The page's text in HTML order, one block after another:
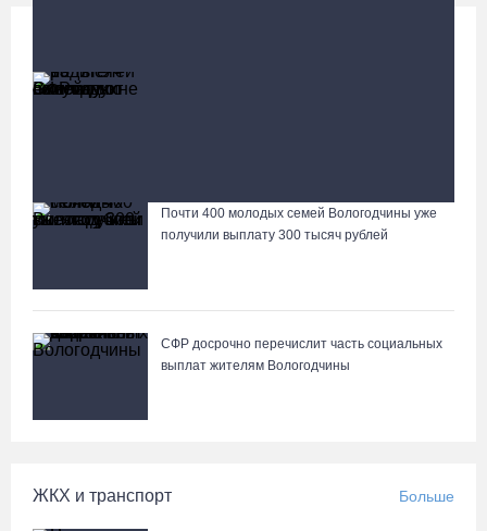
Лазерную проекцию на пешеходных переходах сделают в
Почти 400 молодых семей Вологодчины уже
получили выплату 300 тысяч рублей
СФР досрочно перечислит часть социальных
выплат жителям Вологодчины
ЖКХ и транспорт Больше